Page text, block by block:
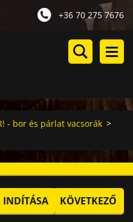
+36 70 275 7676
- bor és párlat vacsorák >
INDÍTÁSA KÖVETKEZŐ